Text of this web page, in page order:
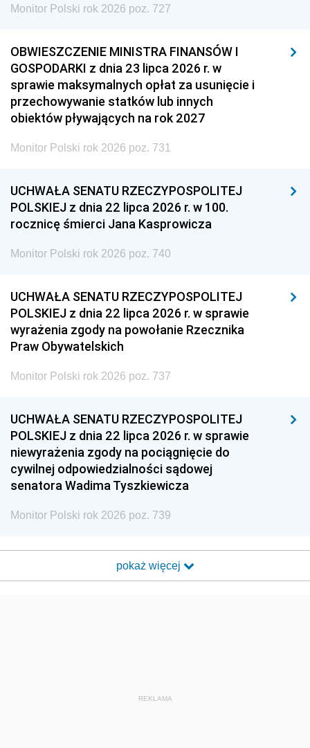
Monitor Polski rok 2026 poz. 727
OBWIESZCZENIE MINISTRA FINANSÓW I
GOSPODARKI z dnia 23 lipca 2026 r. w
sprawie maksymalnych opłat za usunięcie i
przechowywanie statków lub innych
obiektów pływających na rok 2027
Monitor Polski rok 2026 poz. 731
UCHWAŁA SENATU RZECZYPOSPOLITEJ
POLSKIEJ z dnia 22 lipca 2026 r. w 100.
rocznicę śmierci Jana Kasprowicza
Monitor Polski rok 2026 poz. 740
UCHWAŁA SENATU RZECZYPOSPOLITEJ
POLSKIEJ z dnia 22 lipca 2026 r. w sprawie
wyrażenia zgody na powołanie Rzecznika
Praw Obywatelskich
Monitor Polski rok 2026 poz. 737
UCHWAŁA SENATU RZECZYPOSPOLITEJ
POLSKIEJ z dnia 22 lipca 2026 r. w sprawie
niewyrażenia zgody na pociągnięcie do
cywilnej odpowiedzialności sądowej
senatora Wadima Tyszkiewicza
Monitor Polski rok 2026 poz. 739
pokaż więcej
REKLAMA